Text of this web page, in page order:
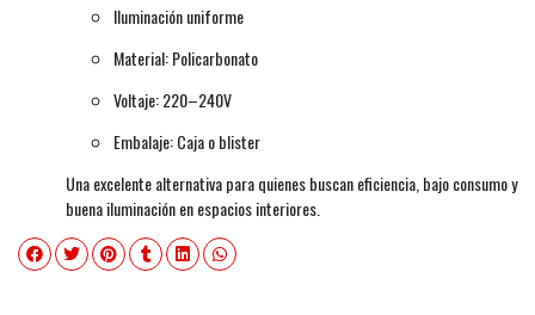
Iluminación uniforme
Material: Policarbonato
Voltaje: 220–240V
Embalaje: Caja o blister
Una excelente alternativa para quienes buscan eficiencia, bajo consumo y
buena iluminación en espacios interiores.